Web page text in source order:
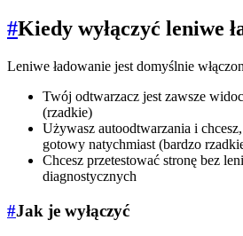
#Kiedy wyłączyć leniwe
Leniwe ładowanie jest domyślnie
Twój odtwarzacz jest zawsze
(rzadkie)
Używasz autoodtwarzania i
gotowy natychmiast (bardzo
Chcesz przetestować stronę bez
diagnostycznych
#Jak je wyłączyć